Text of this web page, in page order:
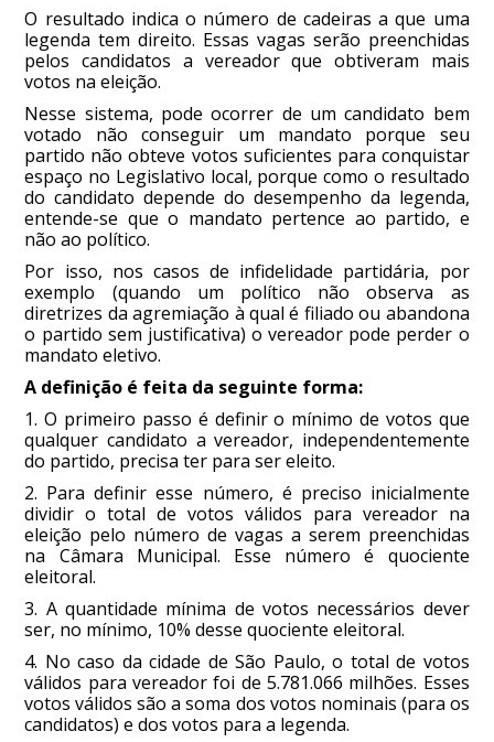
O resultado indica o número de cadeiras a que uma
legenda tem direito. Essas vagas serão preenchidas
pelos candidatos a vereador que obtiveram mais
votos na eleição.
Nesse sistema, pode ocorrer de um candidato bem
votado não conseguir um mandato porque seu
partido não obteve votos suficientes para conquistar
espaço no Legislativo local, porque como o resultado
do candidato depende do desempenho da legenda,
entende-se que o mandato pertence ao partido, e
não ao político.
Por isso, nos casos de infidelidade partidária, por
exemplo (quando um político não observa as
diretrizes da agremiação à qual é filiado ou abandona
o partido sem justificativa) o vereador pode perder o
mandato eletivo.
A definição é feita da seguinte forma:
1. O primeiro passo é definir o mínimo de votos que
qualquer candidato a vereador, independentemente
do partido, precisa ter para ser eleito.
2. Para definir esse número, é preciso inicialmente
dividir o total de votos válidos para vereador na
eleição pelo número de vagas a serem preenchidas
na Câmara Municipal. Esse número é quociente
eleitoral.
3. A quantidade mínima de votos necessários dever
ser, no mínimo, 10% desse quociente eleitoral.
4. No caso da cidade de São Paulo, o total de votos
válidos para vereador foi de 5.781.066 milhões. Esses
votos válidos são a soma dos votos nominais (para os
candidatos) e dos votos para a legenda.